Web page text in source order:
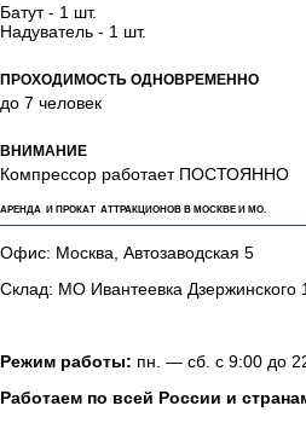
Батут - 1 шт.
Надуватель - 1 шт.
ПРОХОДИМОСТЬ ОДНОВРЕМЕННО
до 7 человек
ВНИМАНИЕ
Компрессор работает ПОСТОЯННО
АРЕНДА И ПРОКАТ АТТРАКЦИОНОВ В МОСКВЕ И МО.
Офис: Москва, Автозаводская 5
Склад: МО Ивантеевка Дзержинского
Режим работы: пн. — сб. с 9:00 до
Работаем по всей России и